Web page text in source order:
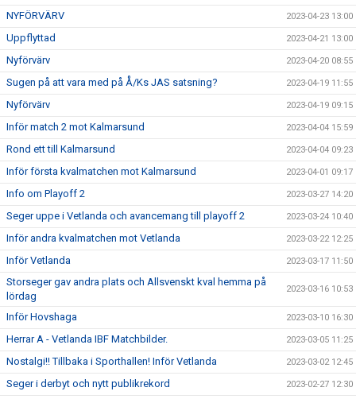
NYFÖRVÄRV 2023-04-23 13:00
Uppflyttad 2023-04-21 13:00
Nyförvärv 2023-04-20 08:55
Sugen på att vara med på Å/Ks JAS satsning? 2023-04-19 11:55
Nyförvärv 2023-04-19 09:15
Inför match 2 mot Kalmarsund 2023-04-04 15:59
Rond ett till Kalmarsund 2023-04-04 09:23
Inför första kvalmatchen mot Kalmarsund 2023-04-01 09:17
Info om Playoff 2 2023-03-27 14:20
Seger uppe i Vetlanda och avancemang till playoff 2 2023-03-24 10:40
Inför andra kvalmatchen mot Vetlanda 2023-03-22 12:25
Inför Vetlanda 2023-03-17 11:50
Storseger gav andra plats och Allsvenskt kval hemma på
lördag
2023-03-16 10:53
Inför Hovshaga 2023-03-10 16:30
Herrar A - Vetlanda IBF Matchbilder. 2023-03-05 11:25
Nostalgi!! Tillbaka i Sporthallen! Inför Vetlanda 2023-03-02 12:45
Seger i derbyt och nytt publikrekord 2023-02-27 12:30